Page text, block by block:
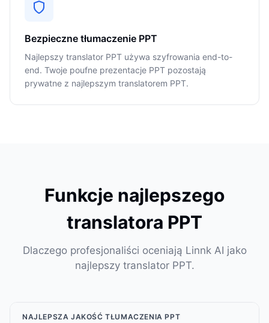
Bezpieczne tłumaczenie PPT
Najlepszy translator PPT używa szyfrowania end-to-
end. Twoje poufne prezentacje PPT pozostają
prywatne z najlepszym translatorem PPT.
Funkcje najlepszego
translatora PPT
Dlaczego profesjonaliści oceniają Linnk AI jako
najlepszy translator PPT.
NAJLEPSZA JAKOŚĆ TŁUMACZENIA PPT